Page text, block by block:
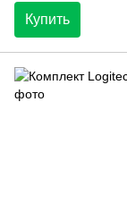
Купить